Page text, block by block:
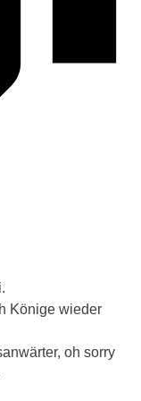
Könige wieder
oh sorry